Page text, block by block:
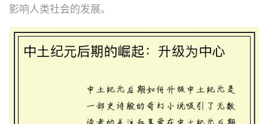
影响人类社会的发展。